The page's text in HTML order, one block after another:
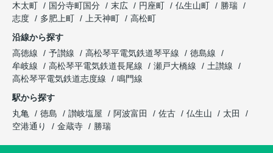
木太町
国分寺町国分 末広 円座町 仏生山町
勝瑞
志度
多肥上町 上天神町
高松町
沿線から探す
高徳線
予讃線 高松琴平電気鉄道琴平線
徳島線
牟岐線
高松琴平電気鉄道長尾線 瀬戸大橋線
土讃線
高松琴平電気鉄道志度線
鳴門線
駅から探す
丸亀
徳島 讃岐塩屋 阿波富田 佐古 仏生山
太田
空港通り
金蔵寺 勝瑞